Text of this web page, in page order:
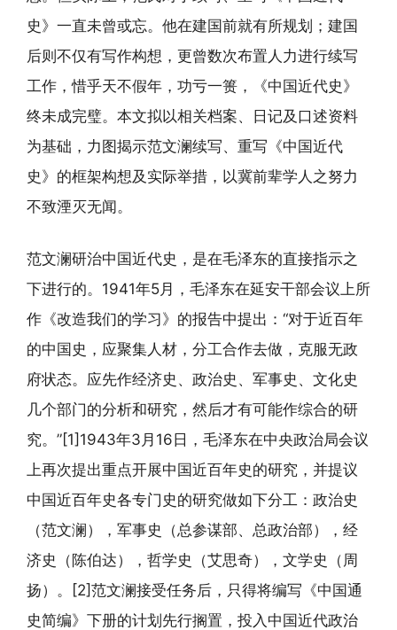
史》一直未曾或忘。他在建国前就有所规划；建国
后则不仅有写作构想，更曾数次布置人力进行续写
工作，惜乎天不假年，功亏一篑，《中国近代史》
终未成完璧。本文拟以相关档案、日记及口述资料
为基础，力图揭示范文澜续写、重写《中国近代
史》的框架构想及实际举措，以冀前辈学人之努力
不致湮灭无闻。
范文澜研治中国近代史，是在毛泽东的直接指示之
下进行的。1941年5月，毛泽东在延安干部会议上所
作《改造我们的学习》的报告中提出：“对于近百年
的中国史，应聚集人材，分工合作去做，克服无政
府状态。应先作经济史、政治史、军事史、文化史
几个部门的分析和研究，然后才有可能作综合的研
究。”[1]1943年3月16日，毛泽东在中央政治局会议
上再次提出重点开展中国近百年史的研究，并提议
中国近百年史各专门史的研究做如下分工：政治史
（范文澜），军事史（总参谋部、总政治部），经
济史（陈伯达），哲学史（艾思奇），文学史（周
扬）。[2]范文澜接受任务后，只得将编写《中国通
史简编》下册的计划先行搁置，投入中国近代政治